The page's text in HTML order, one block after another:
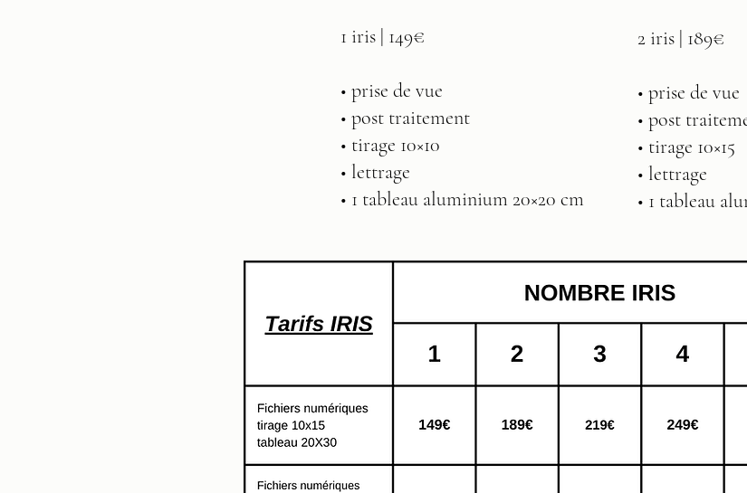
1 iris | 149€
• prise de vue
• post traitement
• tirage 10×10
• lettrage
• 1 tableau aluminium 20×20 cm
2 iris | 189€
• prise de vue
• post
• tirage 10×15
• lettrage
• 1 tableau